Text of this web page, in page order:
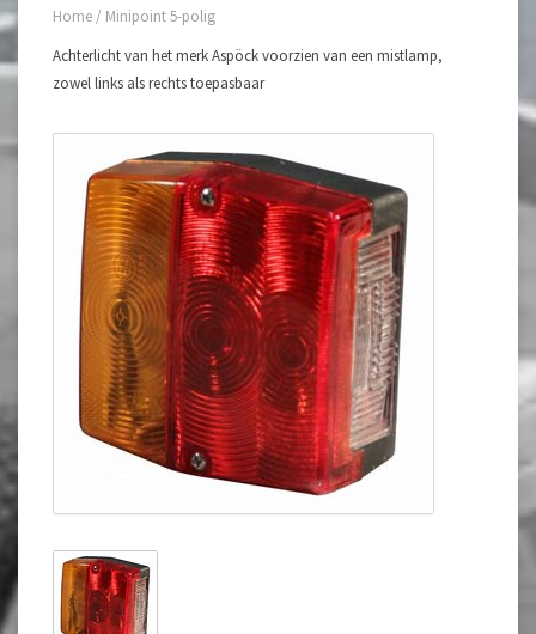
Home / Minipoint 5-polig
Achterlicht van het merk Aspöck voorzien van een mistlamp,
zowel links als rechts toepasbaar